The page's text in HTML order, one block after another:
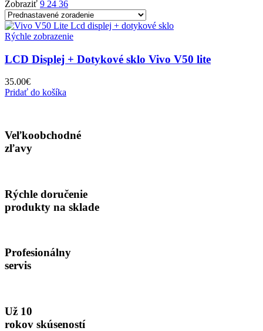
Zobraziť 9 24 36
Rýchle zobrazenie
LCD Displej + Dotykové sklo Vivo V50 lite
35.00€
Pridať do košíka
Veľkoobchodné
zľavy
Rýchle doručenie
produkty na sklade
Profesionálny
servis
Už 10
rokov skúseností